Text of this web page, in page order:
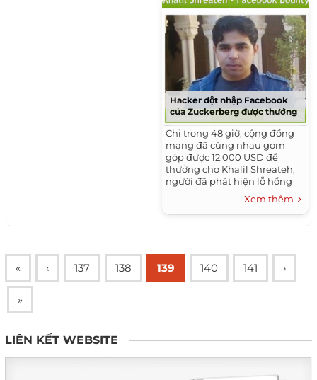
Hacker đột nhập Facebook
của Zuckerberg được thưởng
Chỉ trong 48 giờ, cộng đồng
mạng đã cùng nhau gom
góp được 12.000 USD để
thưởng cho Khalil Shreateh,
người đã phát hiện lỗ hổng
bảo mật trên Facebook
nhưng không được Facebook
trả thưởng.
Xem thêm
« ‹ 137 138 139 140 141 ›
»
LIÊN KẾT WEBSITE